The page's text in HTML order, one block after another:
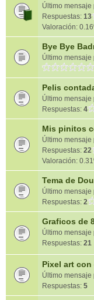
Último mensaje
Respuestas: 13
Valoración:
Bye Bye
Último mensaje
Pelis
Último mensaje
Respuestas: 4
Mis pinitos
Último mensaje
Respuestas: 22
Valoración:
Tema de
Último mensaje
Respuestas: 2
Graficos de
Último mensaje
Respuestas: 21
Pixel art
Último mensaje
Respuestas: 5